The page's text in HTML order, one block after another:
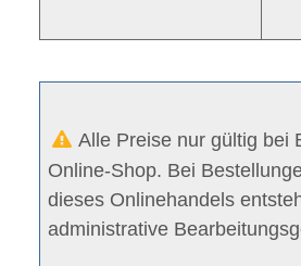
Alle Preise nur gültig bei
Online-Shop. Bei
dieses Onlinehandels
administrative